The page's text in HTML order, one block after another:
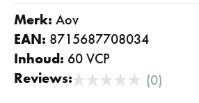
Merk:
aov
EAN: 8715687708034
Inhoud: 60 VCP
Reviews:
(0)